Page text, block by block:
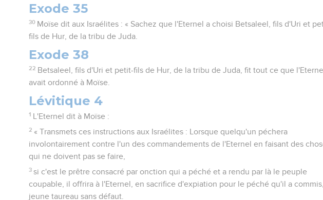
Exode 35
30 Moïse dit aux Israélites : « Sachez que l'Eternel a choisi Betsaleel, fils d'Uri et
fils de Hur, de la tribu de Juda.
Exode 38
22 Betsaleel, fils d'Uri et petit-fils de Hur, de la tribu de Juda, fit tout ce que l'Eternel
avait ordonné à Moïse.
Lévitique 4
1 L'Eternel dit à Moïse :
2 « Transmets ces instructions aux Israélites : Lorsque quelqu'un péchera
involontairement contre l'un des commandements de l'Eternel en faisant des
qui ne doivent pas se faire,
3 si c'est le prêtre consacré par onction qui a péché et a rendu par là le peuple
coupable, il offrira à l'Eternel, en sacrifice d'expiation pour le péché qu'il a
jeune taureau sans défaut.